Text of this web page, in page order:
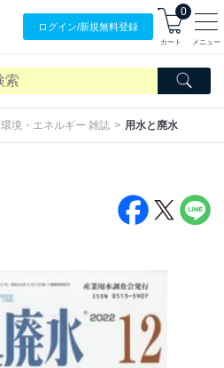
ログイン/新規無料登録
0
カート メニュー
環境・エネルギー 雑誌 用水と廃水